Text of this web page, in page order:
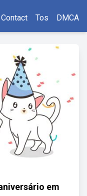
Contact Tos DMCA
em